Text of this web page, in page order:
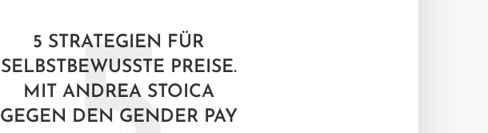
5 STRATEGIEN FÜR
SELBSTBEWUSSTE PREISE.
MIT ANDREA STOICA
GEGEN DEN GENDER PAY